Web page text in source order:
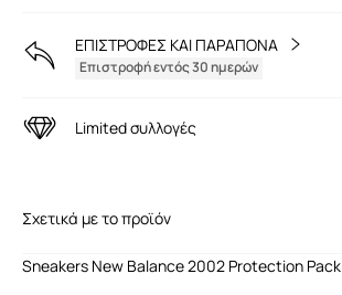
ΕΠΙΣΤΡΟΦΕΣ ΚΑΙ ΠΑΡΑΠΟΝΑ
Επιστροφή εντός 30 ημερών
Limited συλλογές
Σχετικά με το προϊόν
Sneakers New Balance 2002 Protection Pack